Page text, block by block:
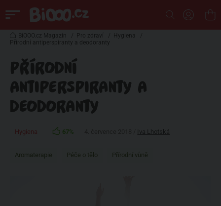
BiOOO.cz Magazin / Pro zdraví / Hygiena
/
Přírodní antiperspiranty a deodoranty
PŘÍRODNÍ
ANTIPERSPIRANTY A
DEODORANTY
Hygiena 67% Iva Lhotská
Aromaterapie Péče o tělo Přírodní vůně